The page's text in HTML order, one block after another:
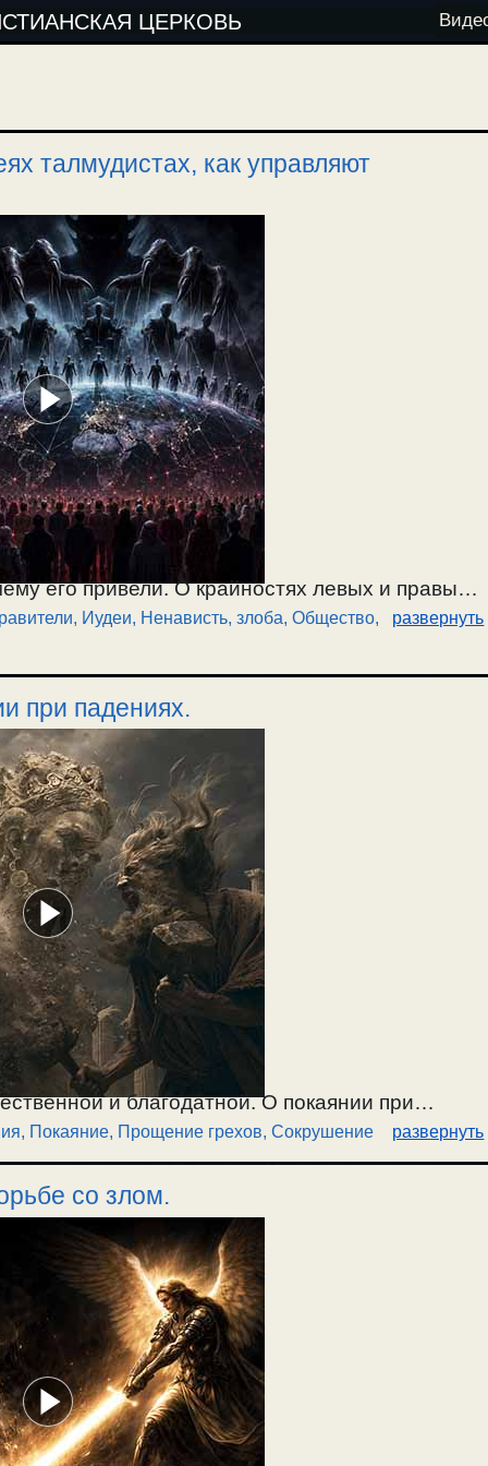
ЦЕРКОВЬ
талмудистах, как управляют
его привели. О крайностях левых и правых.
О религии иудеев талмудистов. Бесы
народами через страсти. Под предлогом
людьми. Меньше 1 процента
как они это делают. Что надо делать, чтобы
пропаганду. О ветхозаветном
Об их машиахе, к которому они всех
, Иудеи, Ненависть, злоба, Общество,
развернуть
при падениях.
и благодатной. О покаянии при
О крокодиловых слезах в покаянии.
греха, на борьбу со страстью. /
, Покаяние, Прощение грехов, Сокрушение развернуть
со злом.